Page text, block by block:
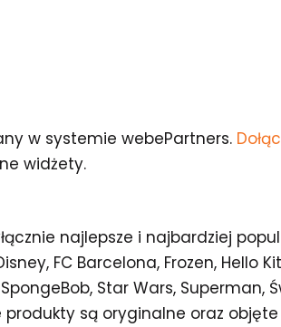
w systemie webePartners.
widżety.
najlepsze i najbardziej
FC Barcelona, Frozen, Hello
Star Wars, Superman,
produkty są oryginalne oraz